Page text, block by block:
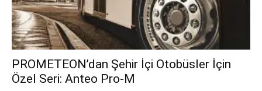
PROMETEON’dan Şehir İçi Otobüsler İçin
Özel Seri: Anteo Pro-M